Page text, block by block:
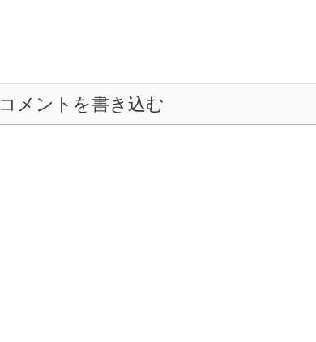
コメントを書き込む